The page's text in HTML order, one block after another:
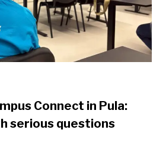
Connect in Pula:
serious questions